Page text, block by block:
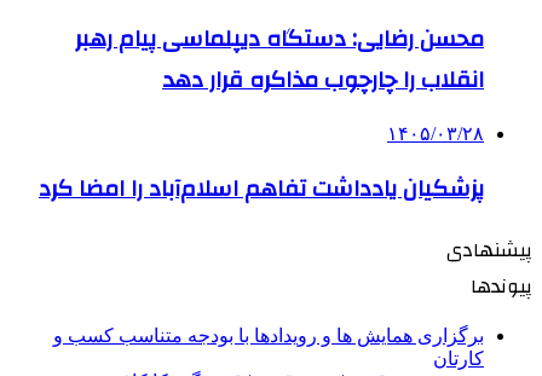
محسن رضایی: دستگاه دیپلماسی پیام رهبر
انقلاب را چارچوب مذاکره قرار دهد
۱۴۰۵/۰۳/۲۸
پزشکیان یادداشت تفاهم اسلام‌آباد را امضا کرد
پیشنهادی
پیوندها
برگزاری همایش ها و رویدادها با بودجه متناسب کسب و
کارتان